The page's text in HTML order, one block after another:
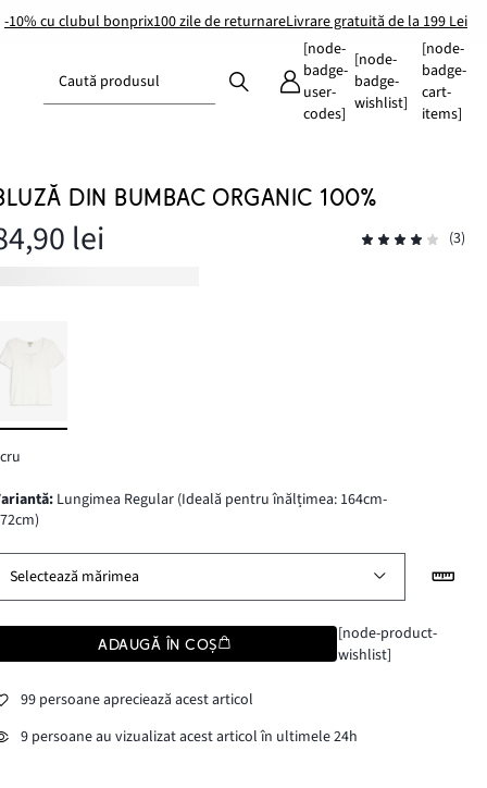
-10% cu clubul bonprix100 zile de returnareLivrare gratuită de la 199 Lei
Caută produsul
[node-
badge-
user-
codes]
[node-
badge-
wishlist]
[node-
badge-
cart-
items]
DIN BUMBAC ORGANIC 100%
lei (3)
variantă: Lungimea Regular (Ideală pentru înălțimea: 164cm-
Selectează mărimea
ADAUGĂ ÎN COȘ
[node-product-
wishlist]
99 persoane apreciează acest articol
9 persoane au vizualizat acest articol în ultimele 24h